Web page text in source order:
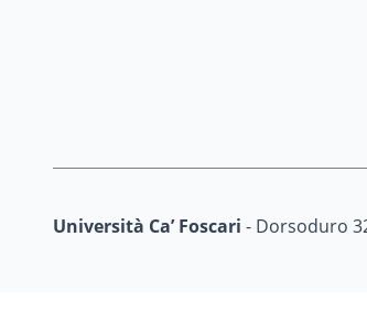
Università Ca’ Foscari - Dorsoduro